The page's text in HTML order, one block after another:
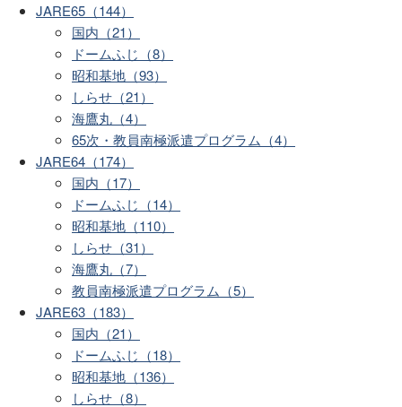
JARE65（144）
国内（21）
ドームふじ（8）
昭和基地（93）
しらせ（21）
海鷹丸（4）
65次・教員南極派遣プログラム（4）
JARE64（174）
国内（17）
ドームふじ（14）
昭和基地（110）
しらせ（31）
海鷹丸（7）
教員南極派遣プログラム（5）
JARE63（183）
国内（21）
ドームふじ（18）
昭和基地（136）
しらせ（8）